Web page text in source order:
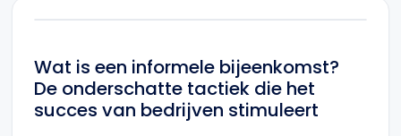
Wat is een informele bijeenkomst?
De onderschatte tactiek die het
succes van bedrijven stimuleert